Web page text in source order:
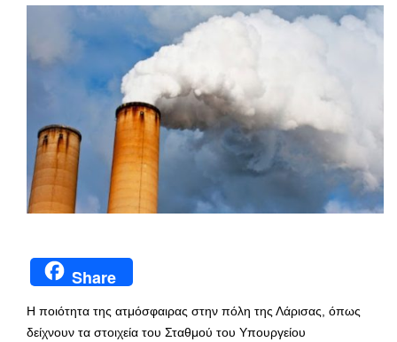
Share
Η ποιότητα της ατμόσφαιρας στην πόλη της Λάρισας, όπως
δείχνουν τα στοιχεία του Σταθμού του Υπουργείου